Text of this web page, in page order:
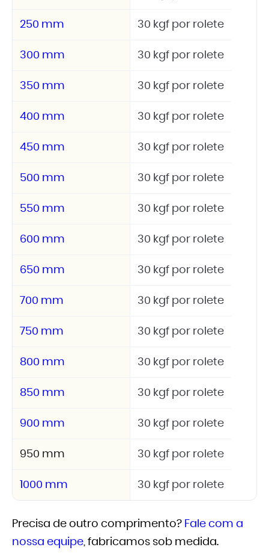
250 mm 30 kgf por rolete
300 mm 30 kgf por rolete
350 mm 30 kgf por rolete
400 mm 30 kgf por rolete
450 mm 30 kgf por rolete
500 mm 30 kgf por rolete
550 mm 30 kgf por rolete
600 mm 30 kgf por rolete
650 mm 30 kgf por rolete
700 mm 30 kgf por rolete
750 mm 30 kgf por rolete
800 mm 30 kgf por rolete
850 mm 30 kgf por rolete
900 mm 30 kgf por rolete
950 mm 30 kgf por rolete
1000 mm 30 kgf por rolete
Precisa de outro comprimento? Fale com a
nossa equipe, fabricamos sob medida.